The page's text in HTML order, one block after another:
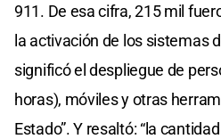
911. De esa cifra, 215 mil
la activación de los sistemas
significó el despliegue de
horas), móviles y otras
Estado”. Y resaltó: “la